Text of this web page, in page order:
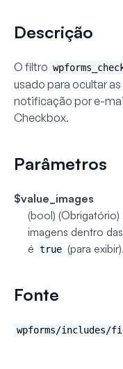
Descrição
O filtro
usado para ocultar as
notificação por e-
Checkbox.
Parâmetros
$value_images
(bool) (Obrigatório)
imagens dentro
é true (para exibir).
Fonte
wpforms/includes/